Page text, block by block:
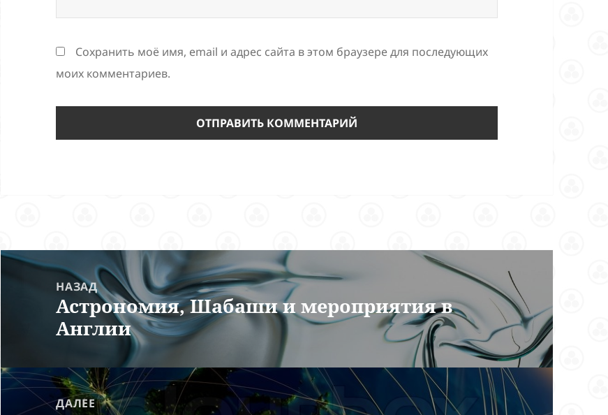
Сохранить моё имя, email и адрес сайта в этом браузере для последующих
моих комментариев.
Навигация
записям
НАЗАД
Предыдущая
запись:
Астрономия, Шабаши и мероприятия в
Англии
ДАЛЕЕ